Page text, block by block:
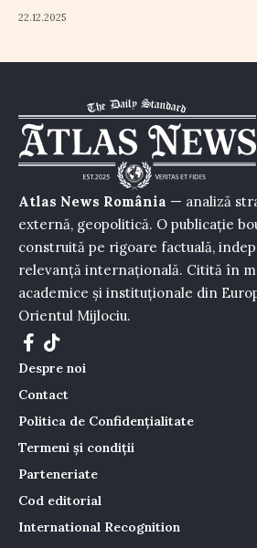
22.12.2025
Atlas News România — analiză
externă, geopolitică. O publicație
construită pe rigoare factuală,
relevanță internațională. Citită în
academice și instituționale din
Orientul Mijlociu.
Despre noi
Contact
Politica de Confidențialitate
Termeni și condiții
Parteneriate
Cod editorial
International Recognition